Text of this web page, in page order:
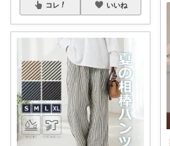
コレ いいね